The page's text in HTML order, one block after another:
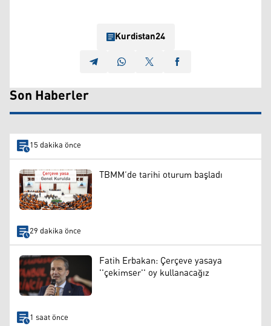
Kurdistan24
Son Haberler
15 dakika önce
TBMM’de tarihi oturum başladı
29 dakika önce
Fatih Erbakan: Çerçeve yasaya
''çekimser'' oy kullanacağız
1 saat önce